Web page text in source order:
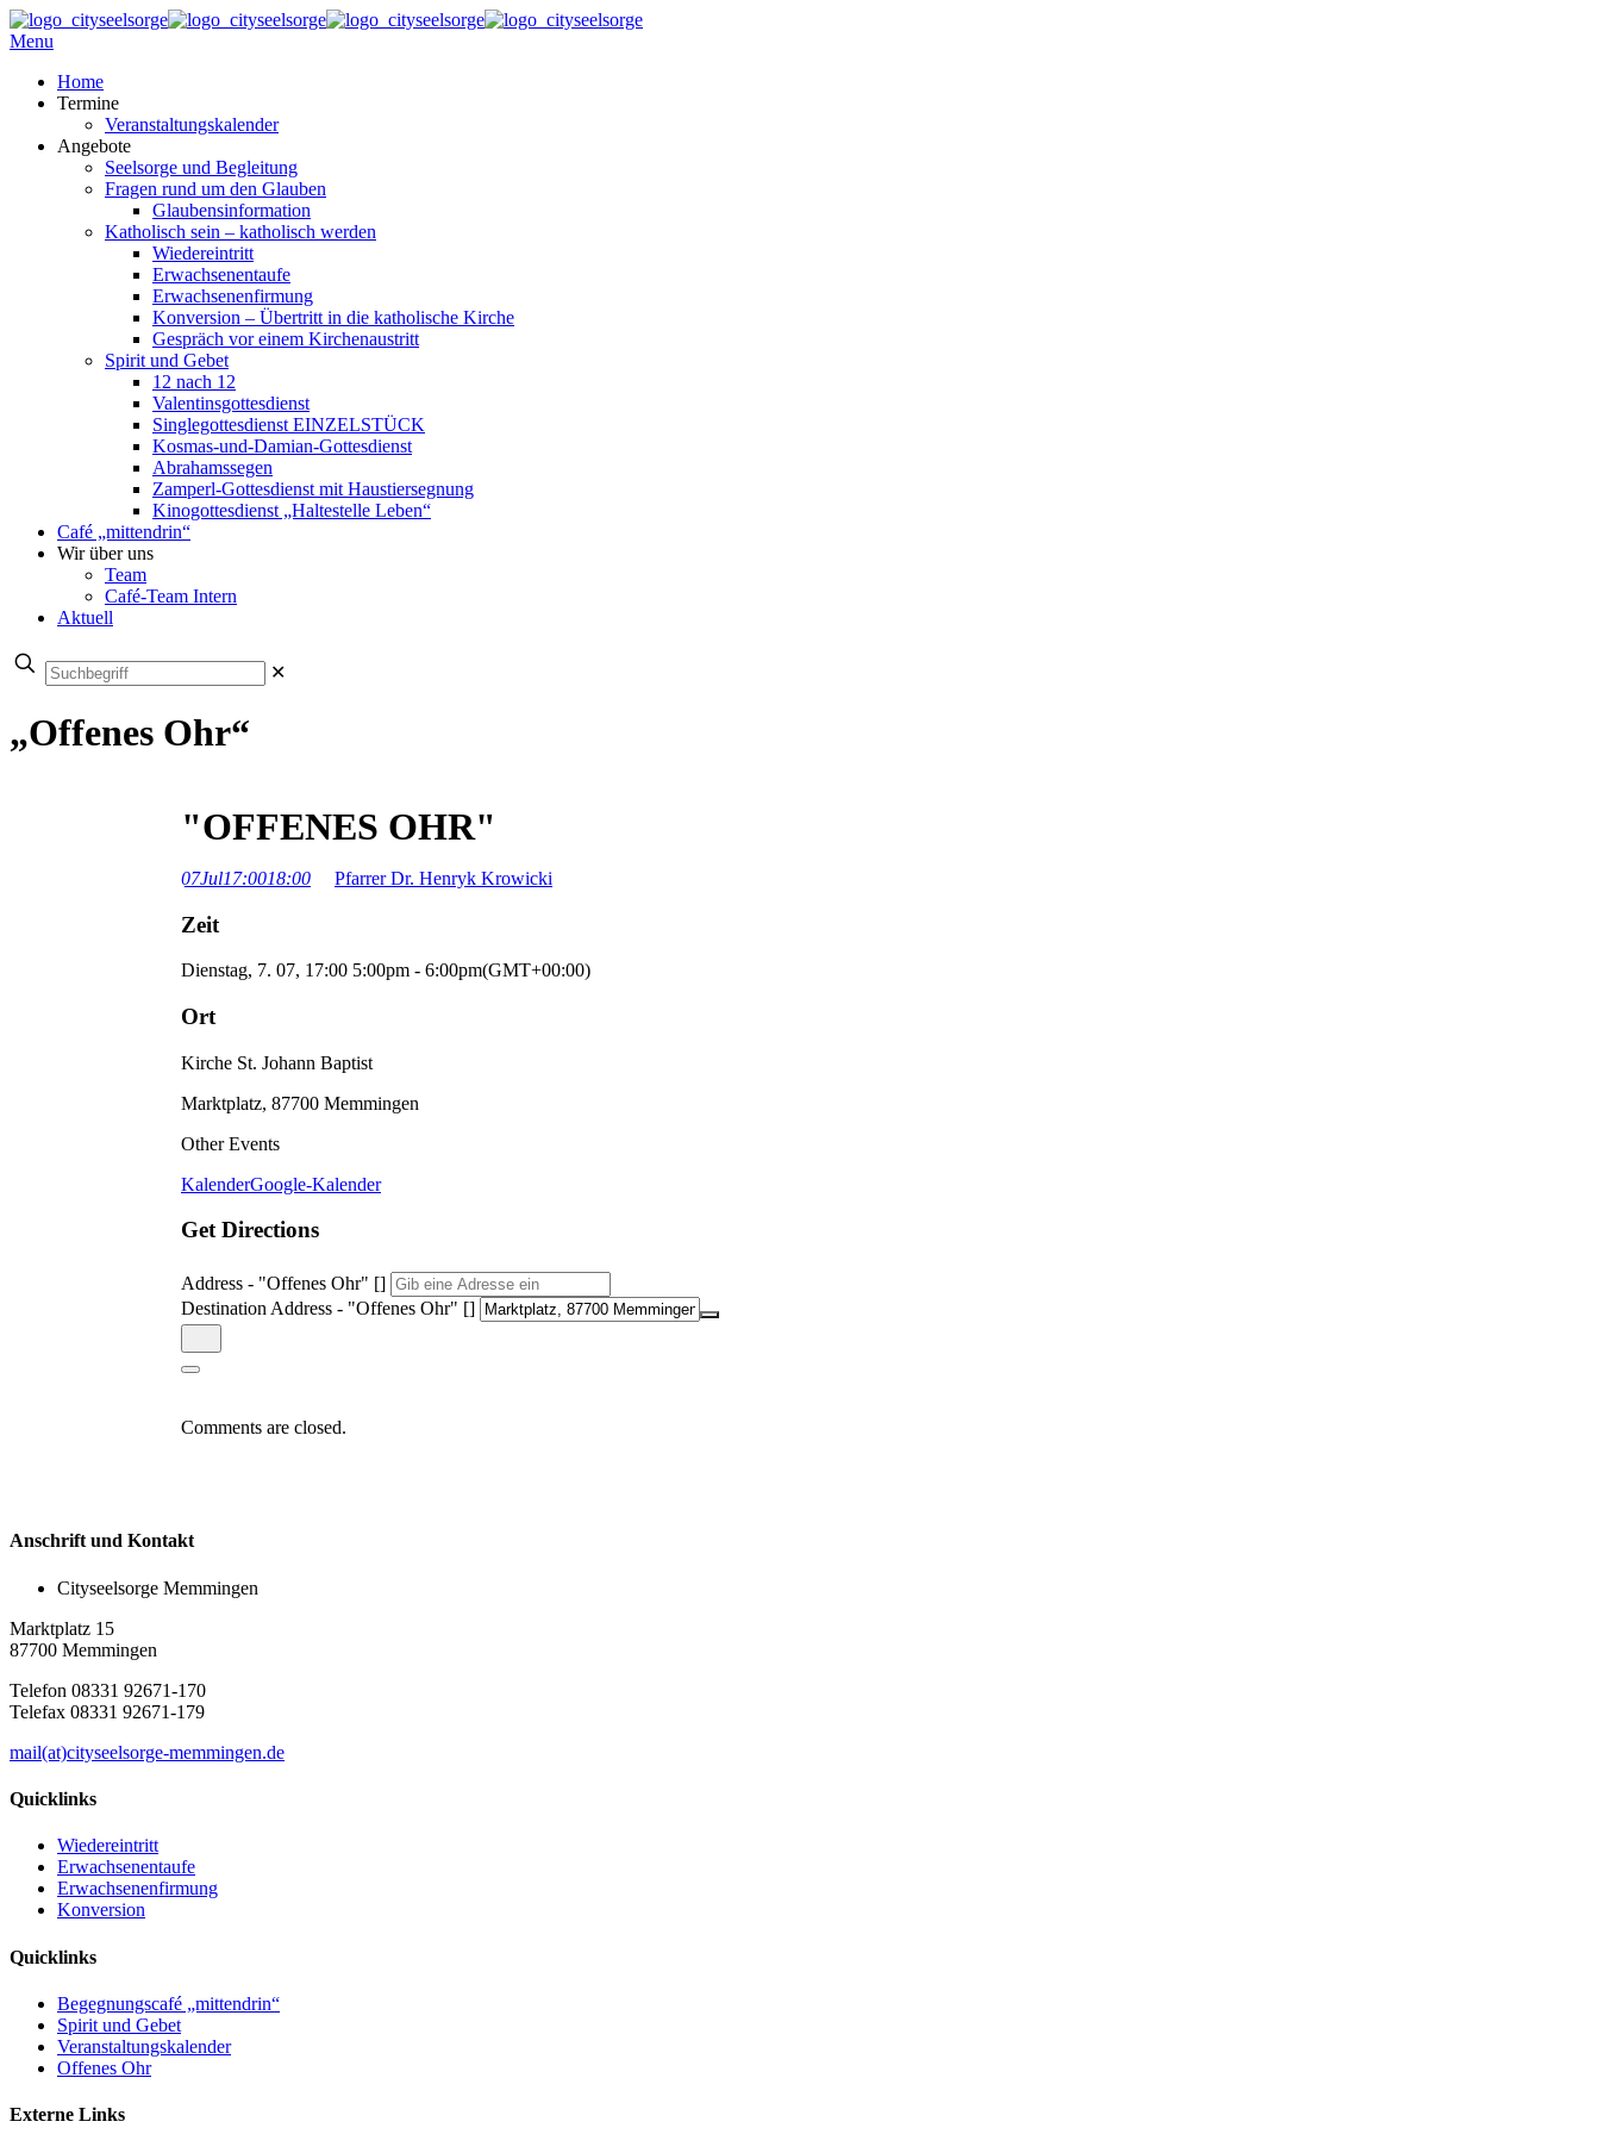
Menu
Home
Termine
Veranstaltungskalender
Angebote
Seelsorge und Begleitung
Fragen rund um den Glauben
Glaubensinformation
Katholisch sein – katholisch werden
Wiedereintritt
Erwachsenentaufe
Erwachsenenfirmung
Konversion – Übertritt in die katholische Kirche
Gespräch vor einem Kirchenaustritt
Spirit und Gebet
12 nach 12
Valentinsgottesdienst
Singlegottesdienst EINZELSTÜCK
Kosmas-und-Damian-Gottesdienst
Abrahamssegen
Zamperl-Gottesdienst mit Haustiersegnung
Kinogottesdienst „Haltestelle Leben“
Café „mittendrin“
Wir über uns
Team
Café-Team Intern
Aktuell
✕
„Offenes Ohr“
"OFFENES OHR"
07Jul17:0018:00 Pfarrer Dr. Henryk Krowicki
Zeit
Dienstag, 7. 07, 17:00 5:00pm - 6:00pm(GMT+00:00)
Ort
Kirche St. Johann Baptist
Marktplatz, 87700 Memmingen
Other Events
KalenderGoogle-Kalender
Get Directions
Address - "Offenes Ohr" []
Destination Address - "Offenes Ohr" []
Comments are closed.
Anschrift und Kontakt
Cityseelsorge Memmingen
Marktplatz 15
87700 Memmingen
Telefon 08331 92671-170
Telefax 08331 92671-179
mail(at)cityseelsorge-memmingen.de
Quicklinks
Wiedereintritt
Erwachsenentaufe
Erwachsenenfirmung
Konversion
Quicklinks
Begegnungscafé „mittendrin“
Spirit und Gebet
Veranstaltungskalender
Offenes Ohr
Externe Links